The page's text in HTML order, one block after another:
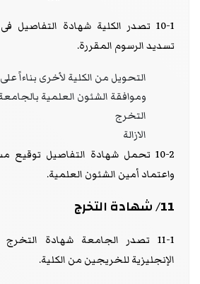
10-1 تصدر الكلية شهادة التفاصيل
تسديد الرسوم المقررة.
التحويل من الكلية لأخرى بناءاً
وموافقة الشئون العلمية
التخرج
الازالة
10-2 تحمل شهادة التفاصيل توقيع
واعتماد أمين الشئون العلمية.
11/ شهادة التخرج
11-1 تصدر الجامعة شهادة
الإنجليزية للخريجين من الكلية.